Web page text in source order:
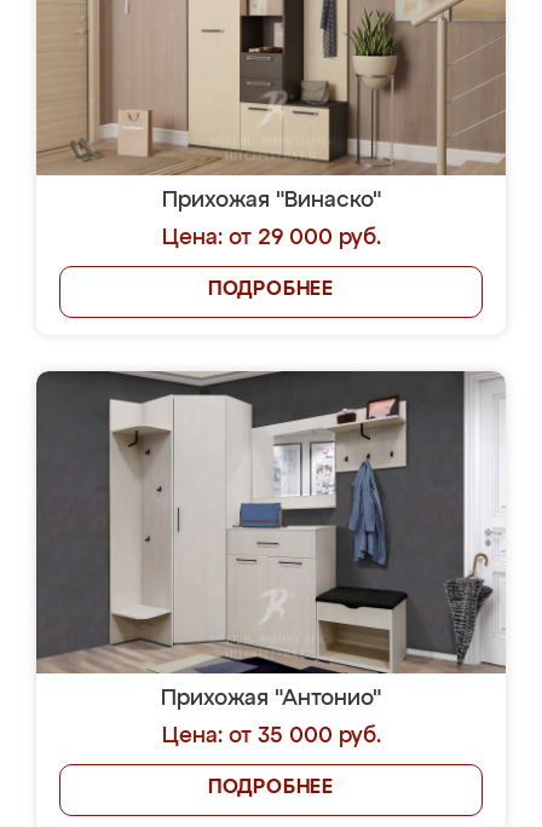
Прихожая "Винаско"
Цена: от 29 000 руб.
ПОДРОБНЕЕ
Прихожая "Антонио"
Цена: от 35 000 руб.
ПОДРОБНЕЕ